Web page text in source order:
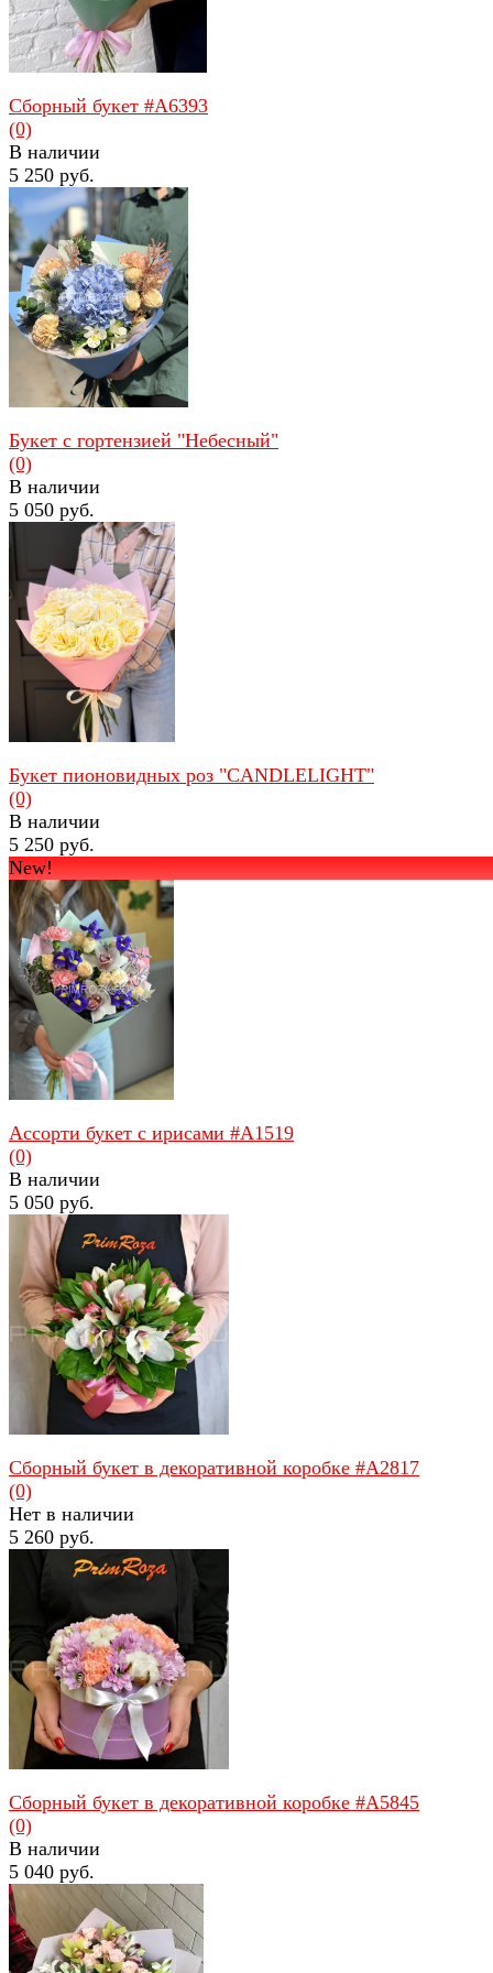
избранное сравнить
Сборный букет #A6393
(0)
В наличии
5 250 руб.
избранное сравнить
Букет с гортензией "Небесный"
(0)
В наличии
5 050 руб.
избранное сравнить
Букет пионовидных роз "CANDLELIGHT"
(0)
В наличии
5 250 руб.
New!
избранное сравнить
Ассорти букет с ирисами #A1519
(0)
В наличии
5 050 руб.
избранное сравнить
Сборный букет в декоративной коробке #A2817
(0)
Нет в наличии
5 260 руб.
Сборный букет в декоративной коробке #A5845
(0)
В наличии
5 040 руб.